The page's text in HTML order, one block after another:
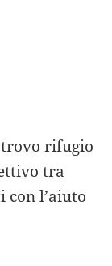
rifugio
tra
l’aiuto